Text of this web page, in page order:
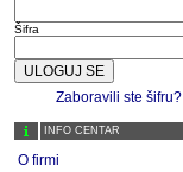
Šifra
Zaboravili ste šifru?
INFO CENTAR
O firmi